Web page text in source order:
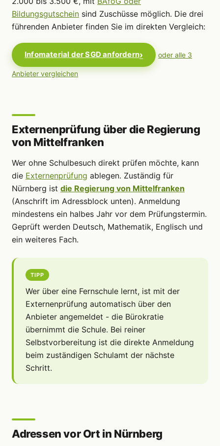
Bildungsgutschein sind Zuschüsse möglich. Die drei
führenden Anbieter finden Sie im direkten Vergleich:
Infomaterial der SGD anfordern oder alle 3
Anbieter vergleichen
Externenprüfung über die Regierung
von Mittelfranken
Wer ohne Schulbesuch direkt prüfen möchte, kann
die Externenprüfung ablegen. Zuständig für
Nürnberg ist die Regierung von Mittelfranken
(Anschrift im Adressblock unten). Anmeldung
mindestens ein halbes Jahr vor dem Prüfungstermin.
Geprüft werden Deutsch, Mathematik, Englisch und
ein weiteres Fach.
TIPP
Wer über eine Fernschule lernt, ist mit der
Externenprüfung automatisch über den
Anbieter angemeldet - die Bürokratie
übernimmt die Schule. Bei reiner
Selbstvorbereitung ist die direkte Anmeldung
beim zuständigen Schulamt der nächste
Schritt.
Adressen vor Ort in Nürnberg